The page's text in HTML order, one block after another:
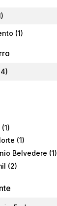
(1)
(1)
Belvedere (1)
(2)
(1)
(1)